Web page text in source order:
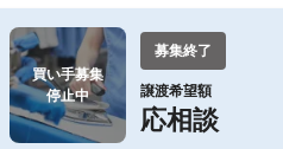
買い手募集
停止中
募集終了
譲渡希望額
応相談